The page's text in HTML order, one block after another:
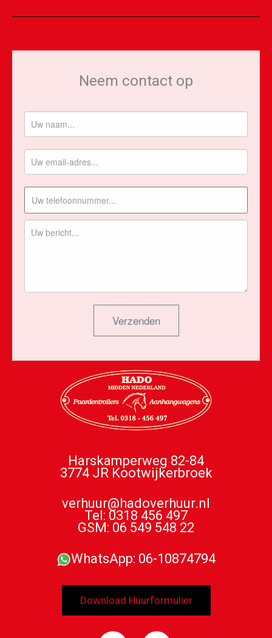
Neem contact op
Verzenden
Harskamperweg 82-84
3774 JR Kootwijkerbroek
verhuur@hadoverhuur.nl
Tel: 0318 456 497
GSM: 06 549 548 22
WhatsApp: 06-10874794
Download Huurformulier